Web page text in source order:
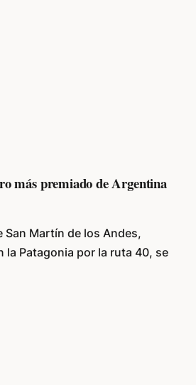
más premiado de Argentina
San Martín de los Andes,
la Patagonia por la ruta 40, se